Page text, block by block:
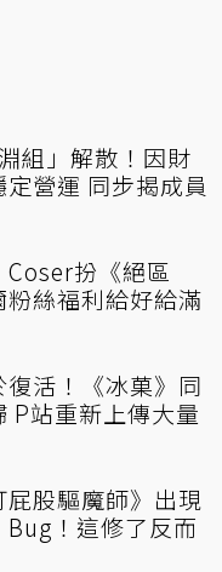
組」解散！因財
營運 同步揭成員
扮《絕區
絲福利給好給滿
活！《冰菓》同
P站重新上傳大量
屁股驅魔師》出現
Bug！這修了反而